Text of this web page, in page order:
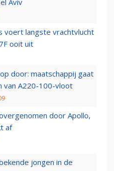
Aviv
voert langste vrachtvlucht
ooit uit
door: maatschappij gaat
van A220-100-vloot
door Apollo,
af
jongen in de